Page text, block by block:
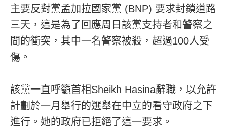
主要反對黨孟加拉國家黨 (BNP) 要求封鎖道路
三天，這是為了回應周日該黨支持者和警察之
間的衝突，其中一名警察被殺，超過100人受
傷。
該黨一直呼籲首相Sheikh Hasina辭職，以允許
計劃於一月舉行的選舉在中立的看守政府之下
進行。她的政府已拒絕了這一要求。